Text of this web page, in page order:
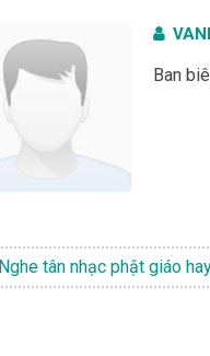
Ban
Nghe tân nhạc phật giáo